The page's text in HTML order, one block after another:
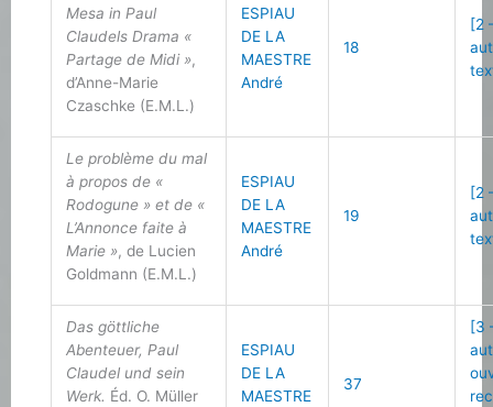
Mesa in Paul
Claudels Drama «
Partage de Midi »,
d’Anne-Marie
Czaschke (E.M.L.)
ESPIAU
DE LA
MAESTRE
André
18
[2
Le problème du mal
à propos de «
Rodogune » et de «
L’Annonce faite à
Marie », de Lucien
Goldmann (E.M.L.)
ESPIAU
DE LA
MAESTRE
André
19
[2
Das göttliche
Abenteuer, Paul
Claudel und sein
Werk. Éd. O. Müller
ESPIAU
DE LA
MAESTRE
37
[3